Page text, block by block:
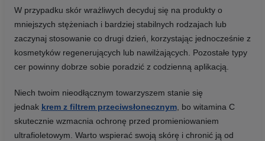
W przypadku skór wrażliwych decyduj się na produkty o
mniejszych stężeniach i bardziej stabilnych rodzajach lub
zaczynaj stosowanie co drugi dzień, korzystając jednocześnie z
kosmetyków regenerujących lub nawilżających. Pozostałe typy
cer powinny dobrze sobie poradzić z codzienną aplikacją.
Niech twoim nieodłącznym towarzyszem stanie się
jednak krem z filtrem przeciwsłonecznym, bo witamina C
skutecznie wzmacnia ochronę przed promieniowaniem
ultrafioletowym. Warto wspierać swoją skórę i chronić ją od